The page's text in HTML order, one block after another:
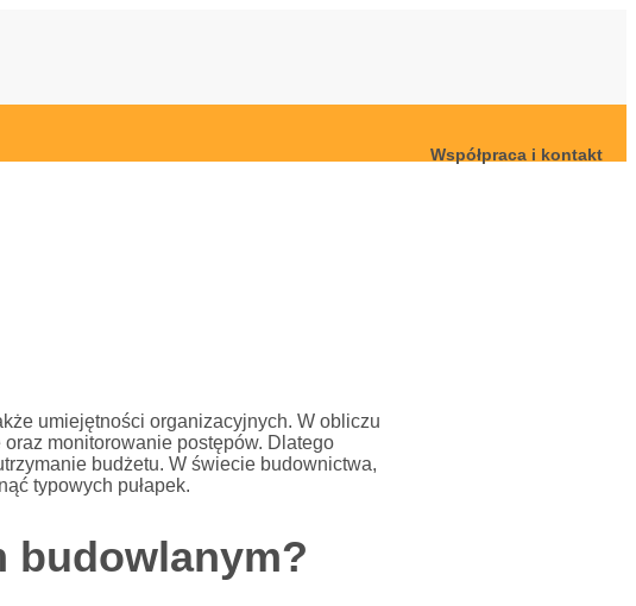
Współpraca i kontakt
umiejętności organizacyjnych. W obliczu
monitorowanie postępów. Dlatego
budżetu. W świecie budownictwa,
typowych pułapek.
budowlanym?